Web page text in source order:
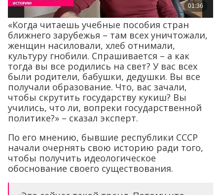
«Когда читаешь учебные пособия стран
ближнего зарубежья – там всех уничтожали,
женщин насиловали, хлеб отнимали,
культуру гнобили. Спрашивается – а как
тогда вы все родились на свет? У вас всех
были родители, бабушки, дедушки. Вы все
получали образование. Что, вас зачали,
чтобы скрутить государству кукиш? Вы
учились, что ли, вопреки государственной
политике?» – сказал эксперт.
По его мнению, бывшие республики СССР
начали очернять свою историю ради того,
чтобы получить идеологическое
обоснование своего существования.